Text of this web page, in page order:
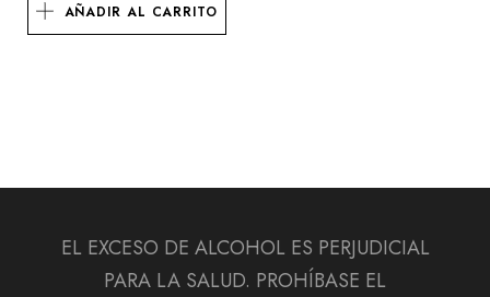
AÑADIR AL CARRITO
EL EXCESO DE ALCOHOL ES PERJUDICIAL
PARA LA SALUD. PROHÍBASE EL